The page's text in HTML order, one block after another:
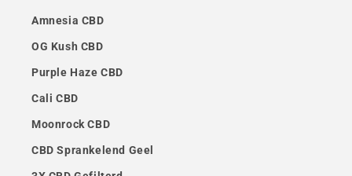
Amnesia CBD
OG Kush CBD
Purple Haze CBD
Cali CBD
Moonrock CBD
CBD Sprankelend Geel